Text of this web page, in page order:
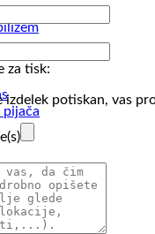
pijača
za tisk:
izdelek potiskan, vas